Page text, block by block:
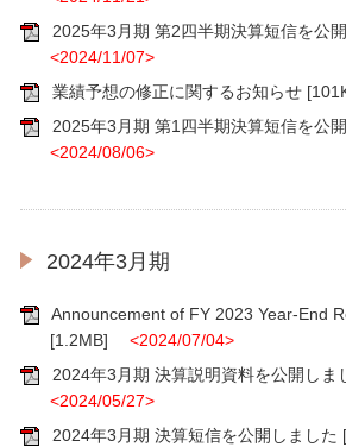
2025年3月期 第2四半期決算短信を公
<2024/11/07>
業績予想の修正に関するお知らせ
2025年3月期 第1四半期決算短信を公
<2024/08/06>
2024年3月期
Announcement of FY 2023 Year-End
[1.2MB] <2024/07/04>
2024年3月期 決算説明資料を公開しま
<2024/05/27>
2024年3月期 決算短信を公開しました